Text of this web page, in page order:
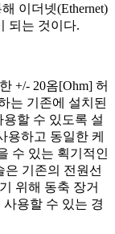
이더넷(Ethernet)
되는 것이다.
+/- 20옴[Ohm] 허
는 기존에 설치된
할 수 있도록 설
용하고 동일한 케
수 있는 획기적인
은 기존의 전원선
위해 동축 장거
용할 수 있는 경